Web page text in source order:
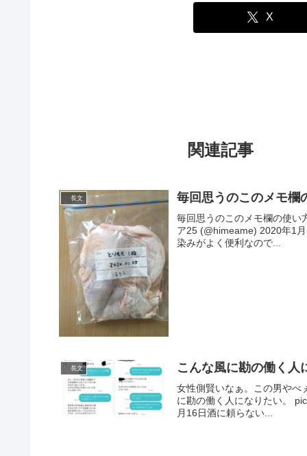
X
関連記事
長文 毎回思うのこのメモ欄
毎回思うのこのメモ欄の使
ア25 (@himeame) 2020年1
染みがよく便利なので...
長文 こんな風に勘の働く人
女性側賢いなぁ。この男やべ
に勘の働く人になりたい。
月16日酒に頼らない...